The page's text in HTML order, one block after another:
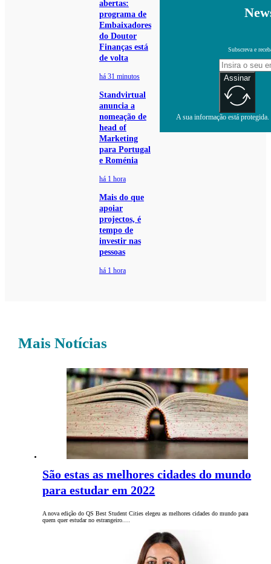
abertas:
programa de
Embaixadores
do Doutor
Finanças está
de volta
há 31 minutos
Standvirtual
anuncia a
nomeação de
head of
Marketing
para Portugal
e Roménia
há 1 hora
Mais do que
apoiar
projectos, é
tempo de
investir nas
pessoas
há 1 hora
Subscreva e
Assinar
A sua informação está
Mais Notícias
São estas as melhores cidades do mundo
para estudar em 2022
A nova edição do QS Best Student Cities elegeu as melhores cidades do mundo para
quem quer estudar no estrangeiro.…